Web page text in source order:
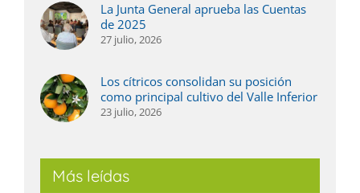
La Junta General aprueba las Cuentas
de 2025
27 julio, 2026
Los cítricos consolidan su posición
como principal cultivo del Valle Inferior
23 julio, 2026
Más leídas